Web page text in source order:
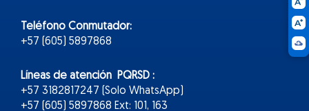
Teléfono Conmutador:
+57 (605) 5897868
Líneas de atención PQRSD :
+57 3182817247 (Solo WhatsApp)
+57 (605) 5897868 Ext: 101, 163